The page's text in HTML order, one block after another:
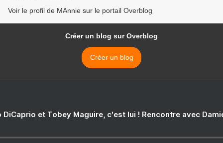
Voir le profil de MAnnie sur le portail Overblog
Créer un blog sur Overblog
Créer un blog
DiCaprio et Tobey Maguire, c'est lui ! Rencontre avec